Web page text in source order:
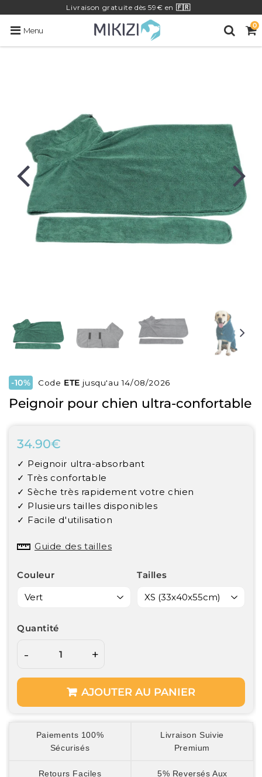
Livraison gratuite dès 59€ en 🇫🇷
Menu
0
-10% Code ETE jusqu'au 14/08/2026
Peignoir pour chien ultra-confortable
34.90€
Unit
price
✓ Peignoir ultra-absorbant
✓ Très confortable
✓ Sèche très rapidement votre chien
✓ Plusieurs tailles disponibles
✓ Facile d'utilisation
Guide des tailles
Couleur Tailles
Quantité
- +
AJOUTER AU PANIER
Paiements 100%
Sécurisés
Livraison Suivie
Premium
Retours Faciles
5% Reversés Aux